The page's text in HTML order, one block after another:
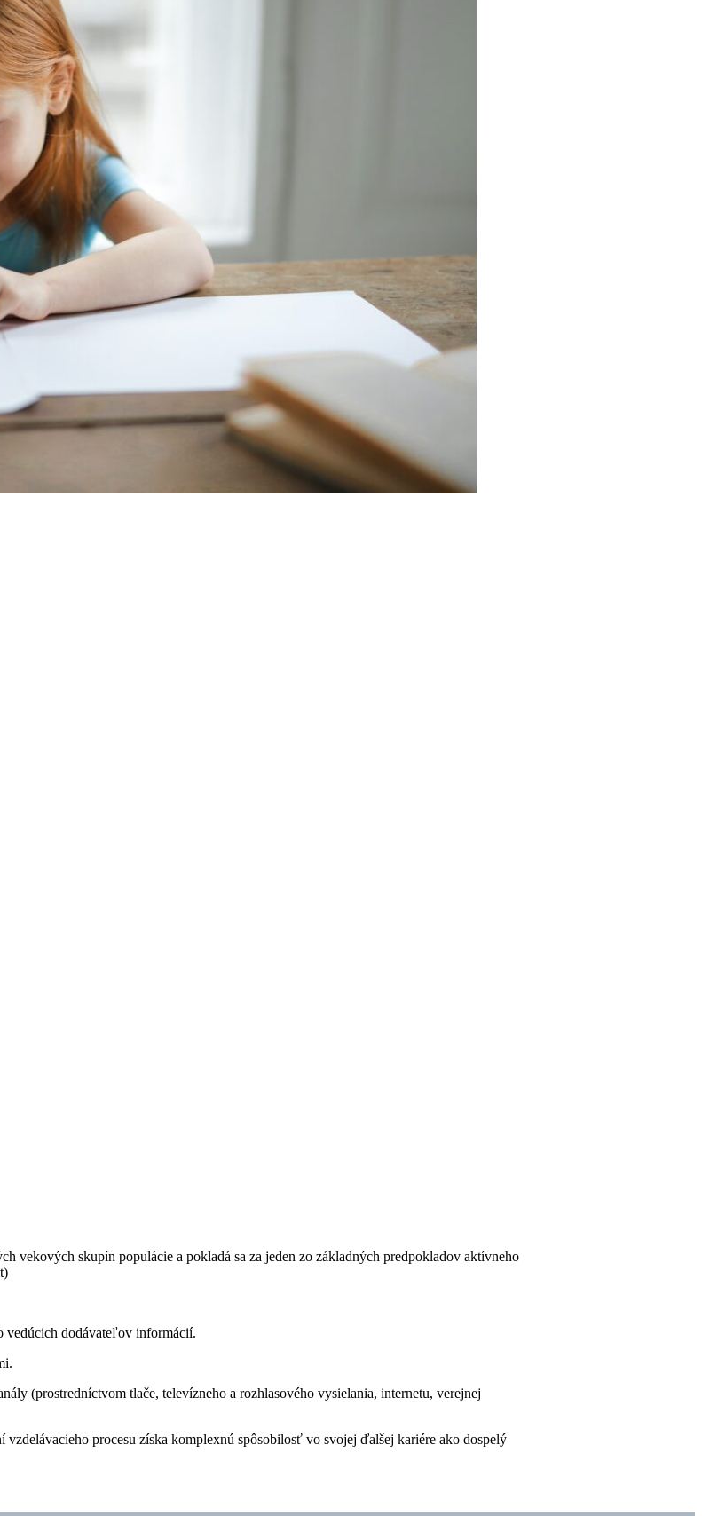
vekových skupín populácie a pokladá sa za jeden zo základných predpokladov aktívneho
vedúcich dodávateľov informácií.
(prostredníctvom tlače, televízneho a rozhlasového vysielania, internetu, verejnej
procesu získa komplexnú spôsobilosť vo svojej ďalšej kariére ako dospelý